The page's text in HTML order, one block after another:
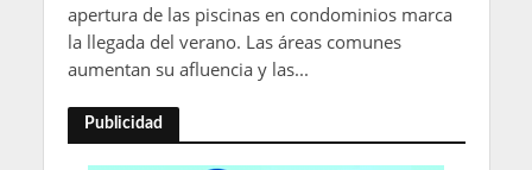
apertura de las piscinas en condominios marca
la llegada del verano. Las áreas comunes
aumentan su afluencia y las...
Publicidad